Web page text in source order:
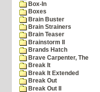
Box-In
Boxes
Brain Buster
Brain Strainers
Brain Teaser
Brainstorm II
Brands Hatch
Brave Carpenter, The
Break It
Break It Extended
Break Out
Break Out II